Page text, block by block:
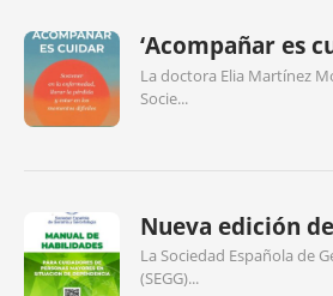
‘Acompañar es
La doctora Elia Martínez
Socie...
Nueva edición
La Sociedad Española de
(SEGG)...